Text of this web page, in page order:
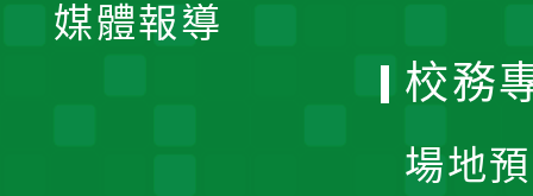
媒體報導
校務
場地